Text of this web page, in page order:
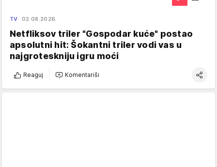
TV 02.08.2026.
Netfliksov triler "Gospodar kuće" postao
apsolutni hit: Šokantni triler vodi vas u
najgroteskniju igru moći
Reaguj Komentariši